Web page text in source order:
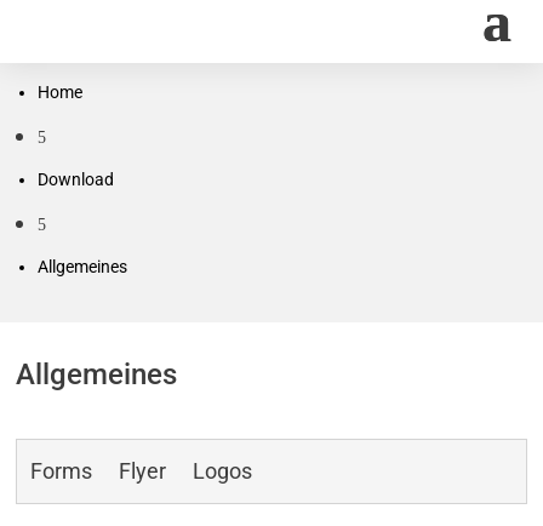
Home
5
Download
5
Allgemeines
Allgemeines
Forms Flyer Logos